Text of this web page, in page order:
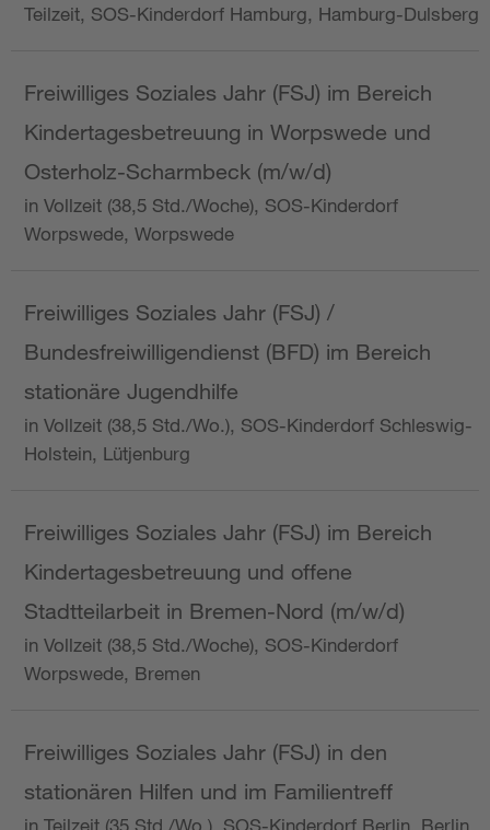
Teilzeit, SOS-Kinderdorf Hamburg, Hamburg-Dulsberg
Freiwilliges Soziales Jahr (FSJ) im Bereich
Kindertagesbetreuung in Worpswede und
Osterholz-Scharmbeck (m/w/d)
in Vollzeit (38,5 Std./Woche), SOS-Kinderdorf
Worpswede, Worpswede
Freiwilliges Soziales Jahr (FSJ) /
Bundesfreiwilligendienst (BFD) im Bereich
stationäre Jugendhilfe
in Vollzeit (38,5 Std./Wo.), SOS-Kinderdorf Schleswig-
Holstein, Lütjenburg
Freiwilliges Soziales Jahr (FSJ) im Bereich
Kindertagesbetreuung und offene
Stadtteilarbeit in Bremen-Nord (m/w/d)
in Vollzeit (38,5 Std./Woche), SOS-Kinderdorf
Worpswede, Bremen
Freiwilliges Soziales Jahr (FSJ) in den
stationären Hilfen und im Familientreff
in Teilzeit (35 Std./Wo.), SOS-Kinderdorf Berlin, Berlin